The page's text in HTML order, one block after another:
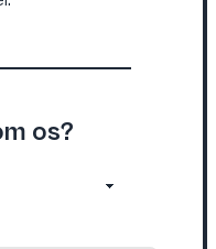
os?